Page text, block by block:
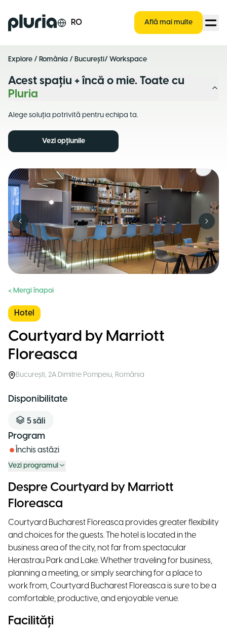
Logo Pluria RO Află mai multe
Explore / România / București/ Workspace
Acest spațiu + încă o mie. Toate cu
Pluria
Alege soluția potrivită pentru echipa ta.
Vezi opțiunile
Previous slide Next
< Mergi înapoi
Hotel
Courtyard by Marriott
Floreasca
București, 2A Dimitrie Pompeiu, România
Disponibilitate
5săli
Program
Închis astăzi
Vezi programul
Despre Courtyard by Marriott
Floreasca
Courtyard Bucharest Floreasca provides greater flexibility
and choices for the guests. The hotel is located in the
business area of the city, not far from spectacular
Herastrau Park and Lake. Whether traveling for business,
planning a meeting, or simply searching for a place to
work from, Courtyard Bucharest Floreasca is sure to be a
comfortable, productive, and enjoyable venue.
Facilități